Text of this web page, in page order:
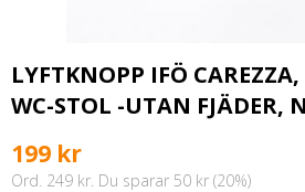
LYFTKNOPP IFÖ
WC-STOL -UTAN FJÄDER,
199 kr
Ord. 249 kr. Du sparar 50 kr (20%)